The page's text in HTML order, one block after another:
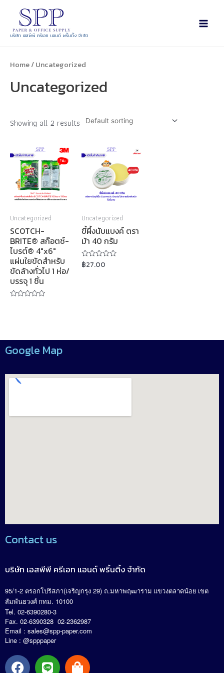
บริษัท เอสพีพี ครีเอท แอนด์ พริ้นติ้ง จำกัด
Home/ Uncategorized
Uncategorized
Showing all 2 results
Uncategorized
SCOTCH-
BRITE® สก๊อตช์-
ไบรต์® 4″x6″
แผ่นใยขัดสำหรับ
ขัดล้างทั่วไป 1 ห่อ/
บรรจุ 1 ชิ้น
Uncategorized
ขี้ผึ้งนับแบงค์ ตรา
ม้า 40 กรัม
Rated
0
฿27.00
Google Map
Contact us
บริษัท เอสพีพี ครีเอท แอนด์ พริ้นติ้ง จำกัด
95/1-2 ตรอกโปริสภา(เจริญกรุง 29) ถ.มหาพฤฒาราม แขวงตลาดน้อย เขต
สัมพันธวงศ์ กทม. 10100
Tel. 02-6390280-3
Fax. 02-6390328 02-2362987
Email : sales@spp-paper.com
Line : @spppaper